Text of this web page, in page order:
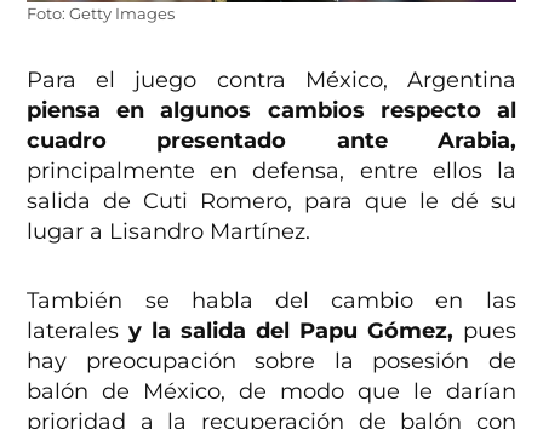
Foto: Getty Images
Para el juego contra México, Argentina
piensa en algunos cambios respecto al
cuadro presentado ante Arabia,
principalmente en defensa, entre ellos la
salida de Cuti Romero, para que le dé su
lugar a Lisandro Martínez.
También se habla del cambio en las
laterales y la salida del Papu Gómez, pues
hay preocupación sobre la posesión de
balón de México, de modo que le darían
prioridad a la recuperación de balón con